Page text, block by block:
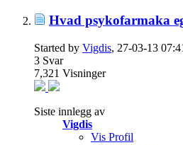
Hvad psykofarmaka
Started by Vigdis, 27-03-13
3 Svar
7,321 Visninger
Siste innlegg av
Vigdis
Vis Profil